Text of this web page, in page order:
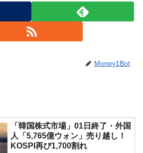
Money1Bot
「韓国株式市場」01日終了・外国
人「5,765億ウォン」売り越し！
KOSPI再び1,700割れ